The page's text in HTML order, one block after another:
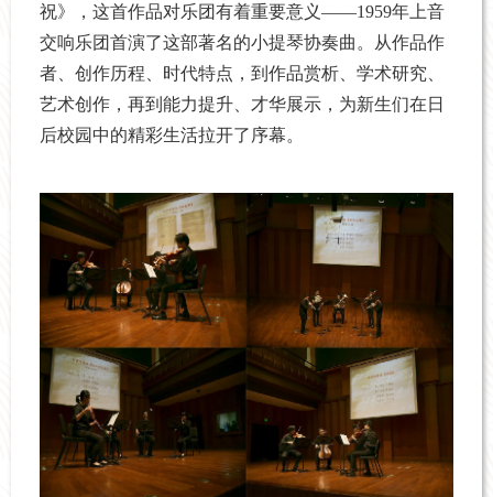
祝》，这首作品对乐团有着重要意义——1959年上音
交响乐团首演了这部著名的小提琴协奏曲。从作品作
者、创作历程、时代特点，到作品赏析、学术研究、
艺术创作，再到能力提升、才华展示，为新生们在日
后校园中的精彩生活拉开了序幕。